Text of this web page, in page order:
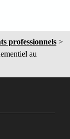
professionnels >
au